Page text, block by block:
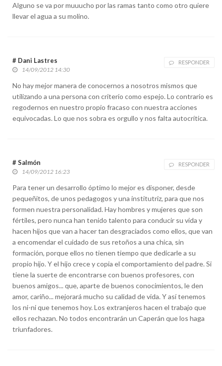
Alguno se va por muuucho por las ramas tanto como otro quiere
llevar el agua a su molino.
# Dani Lastres RESPONDER
14/09/2012 14:30
No hay mejor manera de conocernos a nosotros mismos que
utilizando a una persona con criterio como espejo. Lo contrario es
regodernos en nuestro propio fracaso con nuestra acciones
equivocadas. Lo que nos sobra es orgullo y nos falta autocrítica.
# Salmón RESPONDER
14/09/2012 16:23
Para tener un desarrollo óptimo lo mejor es disponer, desde
pequeñitos, de unos pedagogos y una institutriz, para que nos
formen nuestra personalidad. Hay hombres y mujeres que son
fértiles, pero nunca han tenido talento para conducir su vida y
hacen hijos que van a hacer tan desgraciados como ellos, que van
a encomendar el cuidado de sus retoños a una chica, sin
formación, porque ellos no tienen tiempo que dedicarle a su
propio hijo. Y el hijo crece y copia el comportamiento del padre. Si
tiene la suerte de encontrarse con buenos profesores, con
buenos amigos... que, aparte de buenos conocimientos, le den
amor, cariño... mejorará mucho su calidad de vida. Y así tenemos
los ni-ni que tenemos hoy. Los extranjeros hacen el trabajo que
ellos rechazan. No todos encontrarán un Caperán que los haga
triunfadores.